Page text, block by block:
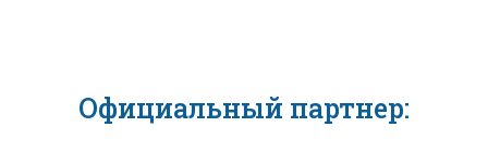
Официальный партнер: